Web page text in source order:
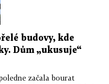
budovy, kde
Dům „ukusuje“
začala bourat